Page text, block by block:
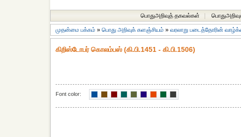
பொதுஅறிவுத் தகவல்கள்
முதன்மை பக்கம் » பொது அறிவுக் களஞ்சியம் » வரலாறு படைத்தோரின்
கிறிஸ்டோபர் கொலம்பஸ் (கி.பி.1451 - கி.பி.1506)
Font color: